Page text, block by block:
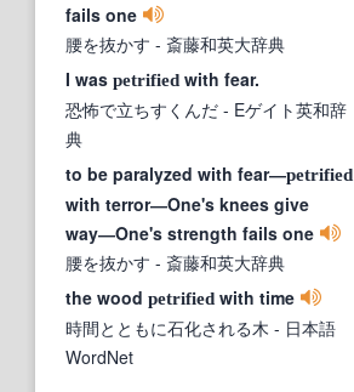
fails one
腰を抜かす - 斎藤和英大辞典
I was petrified with fear.
恐怖で立ちすくんだ - Eゲイト英和辞
典
to be paralyzed with fear―petrified
with terror―One's knees give
way―One's strength fails one
腰を抜かす - 斎藤和英大辞典
the wood petrified with time
時間とともに石化される木 - 日本語
WordNet